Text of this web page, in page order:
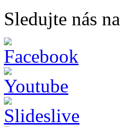
Sledujte nás na